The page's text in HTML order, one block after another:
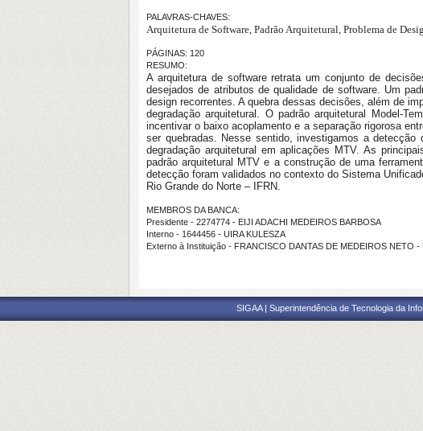
PALAVRAS-CHAVES:
Arquitetura de Software, Padrão Arquitetural, Problema de
PÁGINAS: 120
RESUMO:
A arquitetura de software retrata um conjunto de
desejados de atributos de qualidade de software. Um
design recorrentes. A quebra dessas decisões, além de
degradação arquitetural. O padrão arquitetural Model-
incentivar o baixo acoplamento e a separação rigorosa
ser quebradas. Nesse sentido, investigamos a
degradação arquitetural em aplicações MTV. As
padrão arquitetural MTV e a construção de uma
detecção foram validados no contexto do Sistema
Rio Grande do Norte – IFRN.
MEMBROS DA BANCA:
Presidente - 2274774 - EIJI ADACHI MEDEIROS BARBOSA
Interno - 1644456 - UIRA KULESZA
Externo à Instituição - FRANCISCO DANTAS DE MEDEIROS NETO -
SIGAA | Superintendência de Tecnologia da